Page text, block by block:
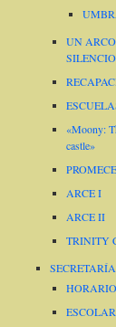
UN
«Moony:
castle»
PROMECE
ARCE I
ARCE II
TRINITY
SECRETARÍA